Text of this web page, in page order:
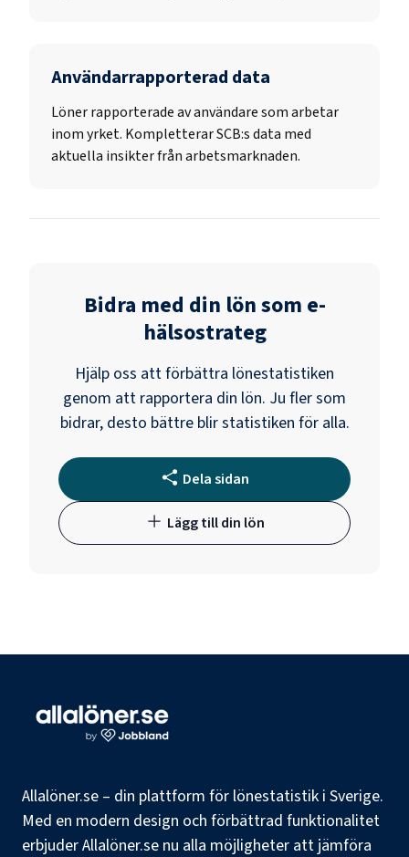
Användarrapporterad data
Löner rapporterade av användare som arbetar
inom yrket. Kompletterar SCB:s data med
aktuella insikter från arbetsmarknaden.
Bidra med din lön som e-
hälsostrateg
Hjälp oss att förbättra lönestatistiken
genom att rapportera din lön. Ju fler som
bidrar, desto bättre blir statistiken för alla.
Dela sidan
Lägg till din lön
Allalöner.se – din plattform för lönestatistik i Sverige.
Med en modern design och förbättrad funktionalitet
erbjuder Allalöner.se nu alla möjligheter att jämföra